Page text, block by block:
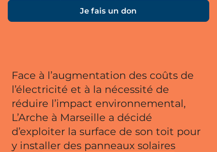
Je fais un don
Face à l’augmentation des coûts de
l’électricité et à la nécessité de
réduire l’impact environnemental,
L’Arche à Marseille a décidé
d’exploiter la surface de son toit pour
y installer des panneaux solaires